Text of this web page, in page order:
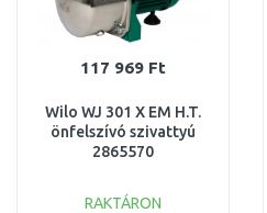
117 969 Ft
Wilo WJ 301 X EM H.T.
önfelszívó szivattyú
2865570
RAKTÁRON